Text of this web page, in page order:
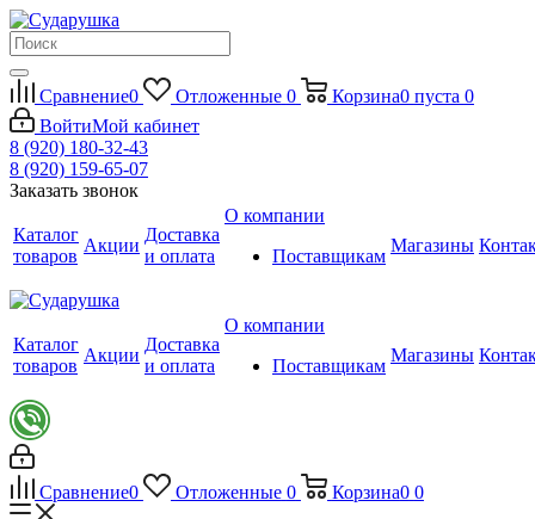
Сравнение0 Отложенные 0 Корзина0 пуста 0
ВойтиМой кабинет
8 (920) 180-32-43
8 (920) 159-65-07
Заказать звонок
Каталог
товаров
Акции
Доставка
и оплата
О компании
Поставщикам
Магазины
Каталог
товаров
Акции
Доставка
и оплата
О компании
Поставщикам
Магазины
Сравнение0 Отложенные 0 Корзина0 0